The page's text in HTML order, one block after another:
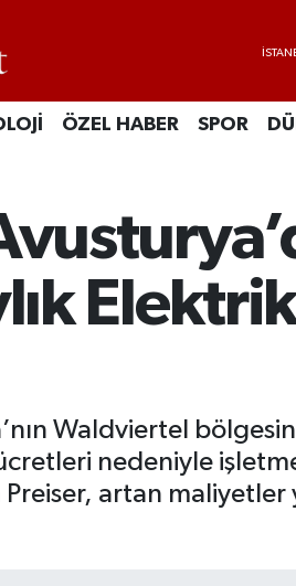
ÖZEL HABER SPOR
Waldviertel
nedeniyle
Preiser, artan